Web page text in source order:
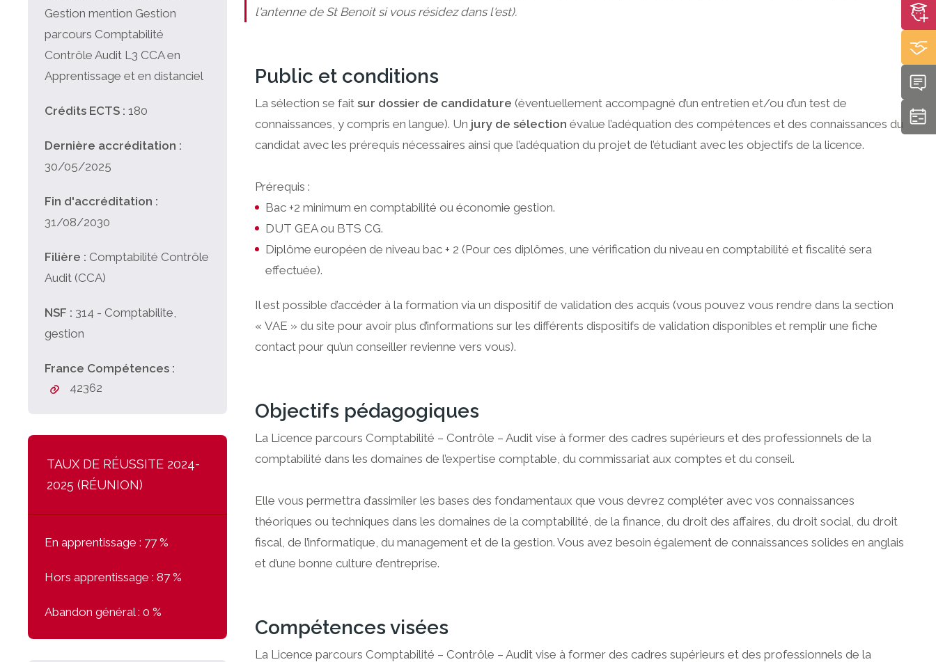
Gestion mention Gestion
parcours Comptabilité
Contrôle Audit L3 CCA en
Apprentissage et en distanciel
Crédits ECTS : 180
Dernière accréditation :
30/05/2025
Fin d'accréditation :
31/08/2030
Filière : Comptabilité Contrôle
Audit (CCA)
NSF : 314 - Comptabilite,
gestion
France Compétences :
42362
TAUX DE RÉUSSITE 2024-
2025 (RÉUNION)
En apprentissage : 77 %
Hors apprentissage : 87 %
Abandon général : 0 %
l'antenne de St Benoit si vous résidez dans l'est).
Public et conditions
La sélection se fait sur dossier de candidature (éventuellement accompagné d’un entretien et/ou d’un test de
connaissances, y compris en langue). Un jury de sélection évalue l’adéquation des compétences et des connaissances du
candidat avec les prérequis nécessaires ainsi que l’adéquation du projet de l’étudiant avec les objectifs de la licence.
Prérequis :
Bac +2 minimum en comptabilité ou économie gestion.
DUT GEA ou BTS CG.
Diplôme européen de niveau bac + 2 (Pour ces diplômes, une vérification du niveau en comptabilité et fiscalité sera
effectuée).
Il est possible d’accéder à la formation via un dispositif de validation des acquis (vous pouvez vous rendre dans la section
« VAE » du site pour avoir plus d’informations sur les différents dispositifs de validation disponibles et remplir une fiche
contact pour qu’un conseiller revienne vers vous).
Objectifs pédagogiques
La Licence parcours Comptabilité – Contrôle – Audit vise à former des cadres supérieurs et des professionnels de la
comptabilité dans les domaines de l’expertise comptable, du commissariat aux comptes et du conseil.
Elle vous permettra d’assimiler les bases des fondamentaux que vous devrez compléter avec vos connaissances
théoriques ou techniques dans les domaines de la comptabilité, de la finance, du droit des affaires, du droit social, du droit
fiscal, de l’informatique, du management et de la gestion. Vous avez besoin également de connaissances solides en anglais
et d’une bonne culture d’entreprise.
Compétences visées
La Licence parcours Comptabilité – Contrôle – Audit vise à former des cadres supérieurs et des professionnels de la